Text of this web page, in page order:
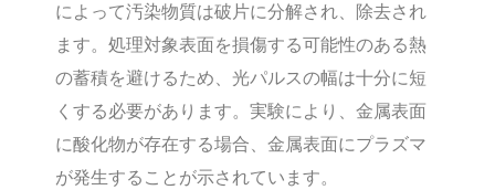
によって汚染物質は破片に分解され、除去され
ます。処理対象表面を損傷する可能性のある熱
の蓄積を避けるため、光パルスの幅は十分に短
くする必要があります。実験により、金属表面
に酸化物が存在する場合、金属表面にプラズマ
が発生することが示されています。